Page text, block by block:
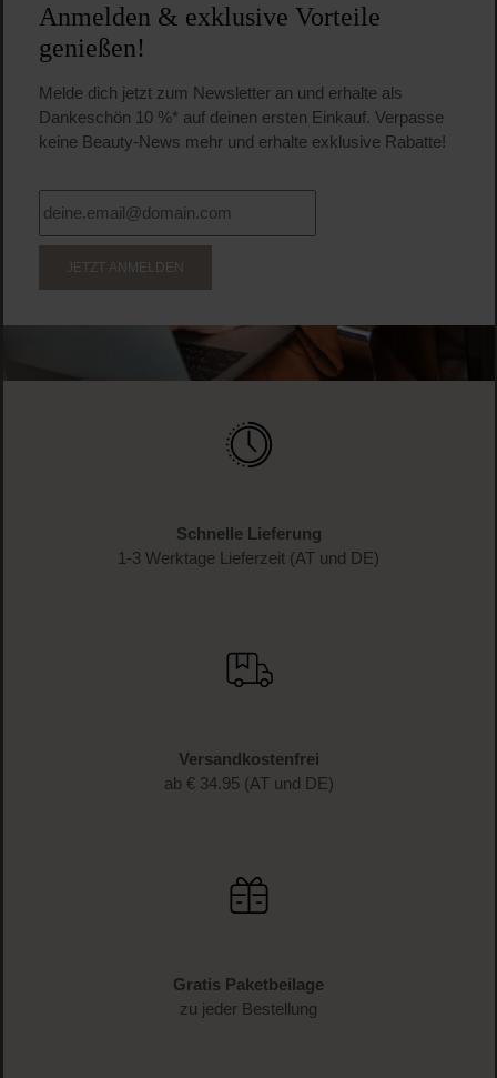
Anmelden & exklusive Vorteile
genießen!
Melde dich jetzt zum Newsletter an und erhalte als
Dankeschön 10 %* auf deinen ersten Einkauf. Verpasse
keine Beauty-News mehr und erhalte exklusive Rabatte!
JETZT ANMELDEN
Schnelle Lieferung
1-3 Werktage Lieferzeit (AT und DE)
Versandkostenfrei
ab € 34.95 (AT und DE)
Gratis Paketbeilage
zu jeder Bestellung